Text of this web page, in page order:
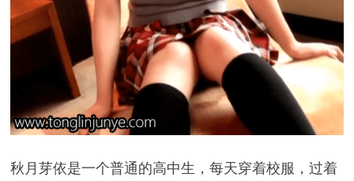
秋月芽依是一个普通的高中生，每天穿着校服，过着